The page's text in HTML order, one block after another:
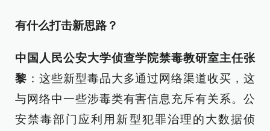
有什么打击新思路？
中国人民公安大学侦查学院禁毒教研室主任张
黎 ：这些新型毒品大多通过网络渠道收买，这
与网络中一些涉毒类有害信息充斥有关系。公
安禁毒部门应利用新型犯罪治理的大数据侦